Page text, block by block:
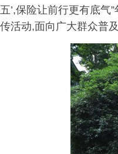
五’,保险让前行更有底气
传活动,面向广大群众普